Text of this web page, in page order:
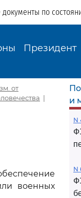
документы по
Президент
от
|
военных
и
N
N